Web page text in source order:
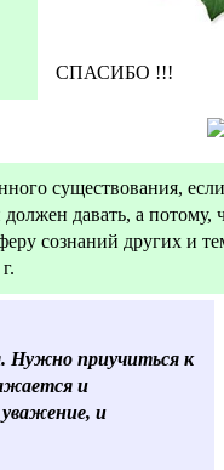
СПАСИБО !!!
существования,
давать, а потому,
сознаний других и
Нужно приучиться к
и
и